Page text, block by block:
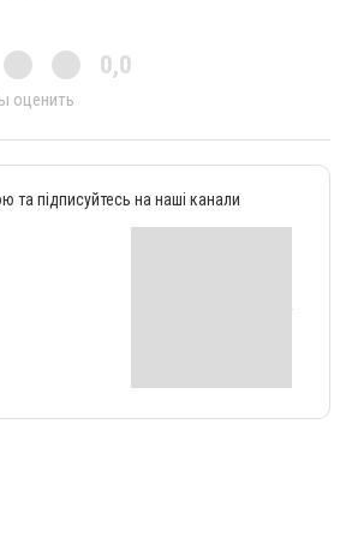
0,0
оценить
та підписуйтесь на наші канали